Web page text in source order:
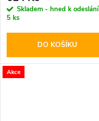
Skladem - hned k odeslání
5 ks
DO KOŠÍKU
Akce